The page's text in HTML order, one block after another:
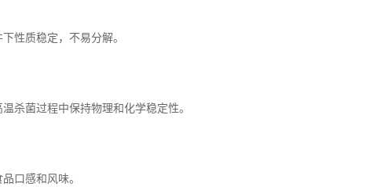
性质稳定，不易分解。
杀菌过程中保持物理和化学稳定性。
口感和风味。